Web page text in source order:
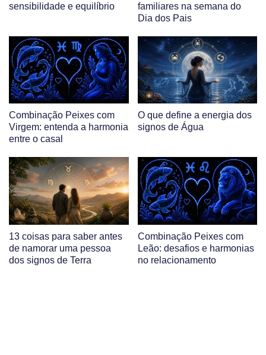
sensibilidade e equilíbrio
familiares na semana do
Dia dos Pais
Combinação Peixes com
Virgem: entenda a harmonia
entre o casal
O que define a energia dos
signos de Água
13 coisas para saber antes
de namorar uma pessoa
dos signos de Terra
Combinação Peixes com
Leão: desafios e harmonias
no relacionamento